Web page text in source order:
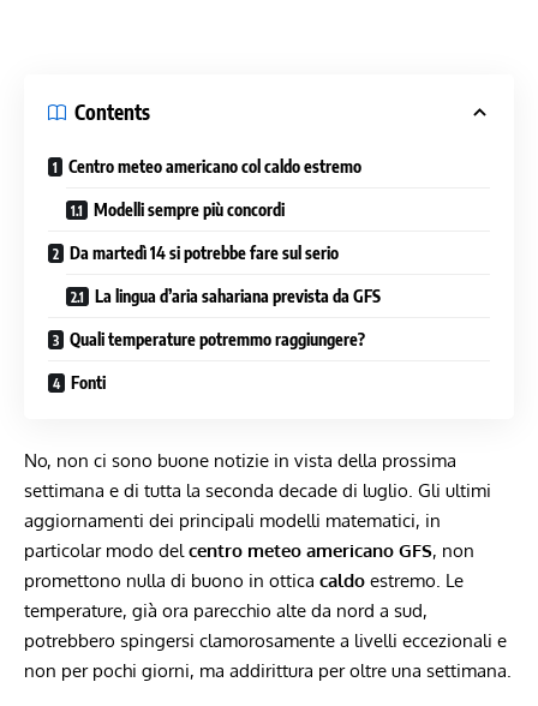
Contents
Centro meteo americano col caldo estremo
Modelli sempre più concordi
Da martedì 14 si potrebbe fare sul serio
La lingua d’aria sahariana prevista da GFS
Quali temperature potremmo raggiungere?
Fonti
No, non ci sono buone notizie in vista della prossima
settimana e di tutta la seconda decade di luglio. Gli ultimi
aggiornamenti dei principali modelli matematici, in
particolar modo delcentro meteo americano GFS, non
promettono nulla di buono in ottica caldo estremo. Le
temperature, già ora parecchio alte da nord a sud,
potrebbero spingersi clamorosamente a livelli eccezionali e
non per pochi giorni, ma addirittura per oltre una settimana.